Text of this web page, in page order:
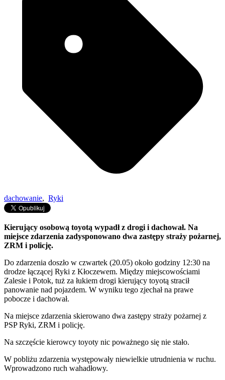
dachowanie, Ryki
Kierujący osobową toyotą wypadł z drogi i dachował. Na
miejsce zdarzenia zadysponowano dwa zastępy straży pożarnej,
ZRM i policję.
Do zdarzenia doszło w czwartek (20.05) około godziny 12:30 na
drodze łączącej Ryki z Kłoczewem. Między miejscowościami
Zalesie i Potok, tuż za łukiem drogi kierujący toyotą stracił
panowanie nad pojazdem. W wyniku tego zjechał na prawe
pobocze i dachował.
Na miejsce zdarzenia skierowano dwa zastępy straży pożarnej z
PSP Ryki, ZRM i policję.
Na szczęście kierowcy toyoty nic poważnego się nie stało.
W pobliżu zdarzenia występowały niewielkie utrudnienia w ruchu.
Wprowadzono ruch wahadłowy.